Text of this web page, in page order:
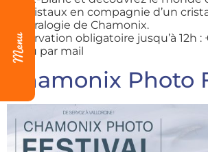
de cristaux en compagnie d’un
Minéralogie de Chamonix.
Réservation obligatoire jusqu’à 12h :
39 ou par mail
Chamonix Photo